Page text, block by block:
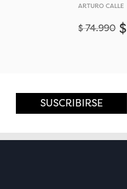
ARTURO CALLE
$ 74.990 $
SUSCRIBIRSE